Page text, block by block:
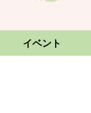
イベント